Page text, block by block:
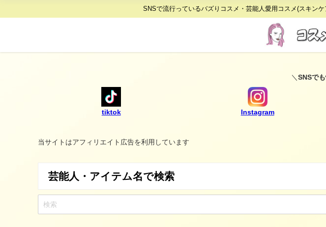
SNSで流行っているバズりコスメ・芸能人愛用コスメ(スキン
＼ SNSで
tiktok Instagram
当サイトはアフィリエイト広告を利用しています
芸能人・アイテム名で検索